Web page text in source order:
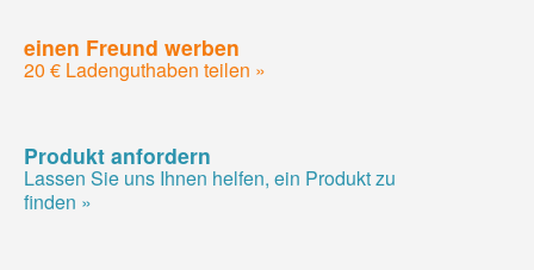
einen Freund werben
20 € Ladenguthaben teilen »
Produkt anfordern
Lassen Sie uns Ihnen helfen, ein Produkt zu
finden »